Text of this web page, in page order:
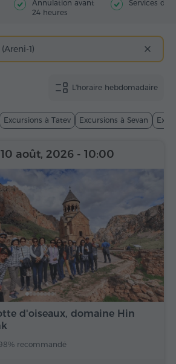
Annulation avant
24 heures
Services du
1)
L'horaire hebdomadaire
Excursions à Tatev Excursions à Sevan
d'oiseaux, domaine Hin
recommandé
août, 2026 - 10:00